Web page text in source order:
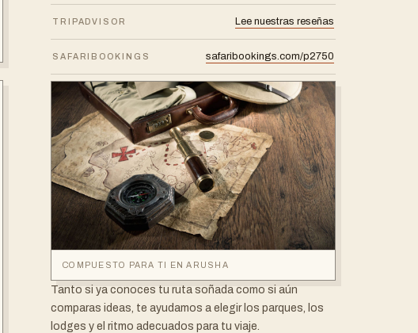
TRIPADVISOR Lee nuestras reseñas
SAFARIBOOKINGS safaribookings.com/p2750
COMPUESTO PARA TI EN ARUSHA
Tanto si ya conoces tu ruta soñada como si aún
comparas ideas, te ayudamos a elegir los parques, los
lodges y el ritmo adecuados para tu viaje.